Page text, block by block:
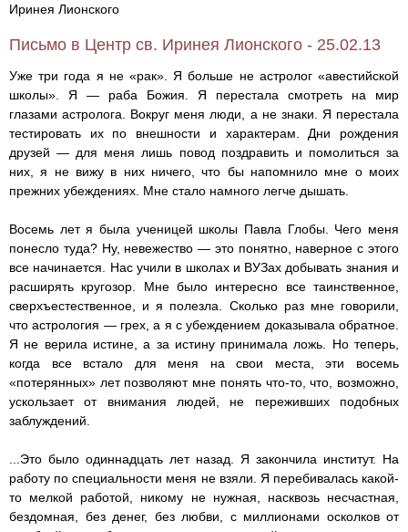
Иринея Лионского
Письмо в Центр св. Иринея Лионского - 25.02.13
Уже три года я не «рак». Я больше не астролог «авестийской
школы». Я — раба Божия. Я перестала смотреть на мир
глазами астролога. Вокруг меня люди, а не знаки. Я перестала
тестировать их по внешности и характерам. Дни рождения
друзей — для меня лишь повод поздравить и помолиться за
них, я не вижу в них ничего, что бы напомнило мне о моих
прежних убеждениях. Мне стало намного легче дышать.
Восемь лет я была ученицей школы Павла Глобы. Чего меня
понесло туда? Ну, невежество — это понятно, наверное с этого
все начинается. Нас учили в школах и ВУЗах добывать знания и
расширять кругозор. Мне было интересно все таинственное,
сверхъестественное, и я полезла. Сколько раз мне говорили,
что астрология — грех, а я с убеждением доказывала обратное.
Я не верила истине, а за истину принимала ложь. Но теперь,
когда все встало для меня на свои места, эти восемь
«потерянных» лет позволяют мне понять что-то, что, возможно,
ускользает от внимания людей, не переживших подобных
заблуждений.
...Это было одиннадцать лет назад. Я закончила институт. На
работу по специальности меня не взяли. Я перебивалась какой-
то мелкой работой, никому не нужная, насквозь несчастная,
бездомная, без денег, без любви, с миллионами осколков от